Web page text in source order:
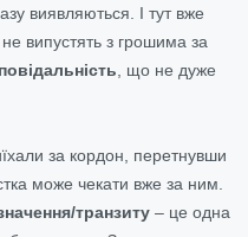
виявляються. І тут вже
випустять з грошима за
, що не дуже
за кордон, перетнувши
може чекати вже за ним.
транзиту – це одна